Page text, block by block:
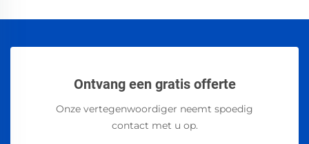
Ontvang een gratis offerte
Onze vertegenwoordiger neemt spoedig
contact met u op.